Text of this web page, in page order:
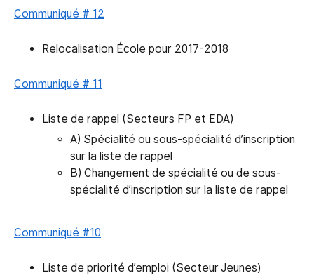
Communiqué # 12
Relocalisation École pour 2017-2018
Communiqué # 11
Liste de rappel (Secteurs FP et EDA)
A) Spécialité ou sous-spécialité d’inscription
sur la liste de rappel
B) Changement de spécialité ou de sous-
spécialité d’inscription sur la liste de rappel
Communiqué #10
Liste de priorité d’emploi (Secteur Jeunes)